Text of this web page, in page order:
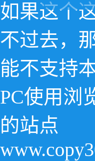
如果这个
不过去，
能不支持
PC使用浏
的站点